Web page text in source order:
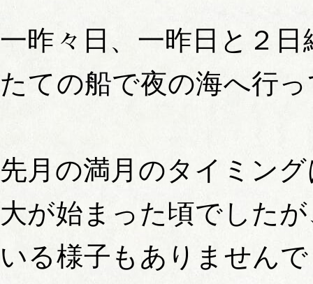
一昨々日、一昨日と２
たての船で夜の海へ行
先月の満月のタイミン
大が始まった頃でした
いる様子もありません